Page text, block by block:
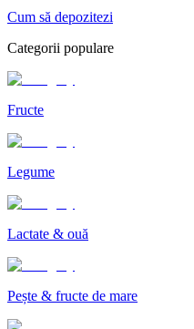
Cum să depozitezi
Categorii populare
Fructe
Legume
Lactate & ouă
Pește & fructe de mare